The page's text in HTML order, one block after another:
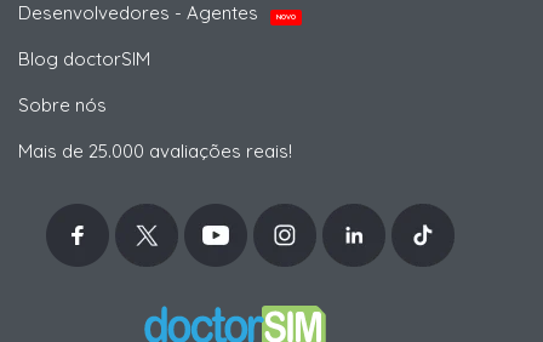
Desenvolvedores - Agentes
NOVO
Blog doctorSIM
Sobre nós
Mais de 25.000 avaliações reais!